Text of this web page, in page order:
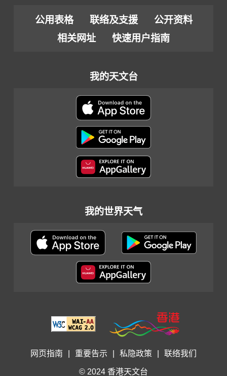
公用表格 联络及支援
公开资料
相关网址
快速用户指南
我的天文台
我的世界天气
网页指南 重要告示 私隐政策 联络我们
© 2024 香港天文台